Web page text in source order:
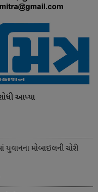
આપ્યા
યુવાનના મોબાઇલની ચોરી